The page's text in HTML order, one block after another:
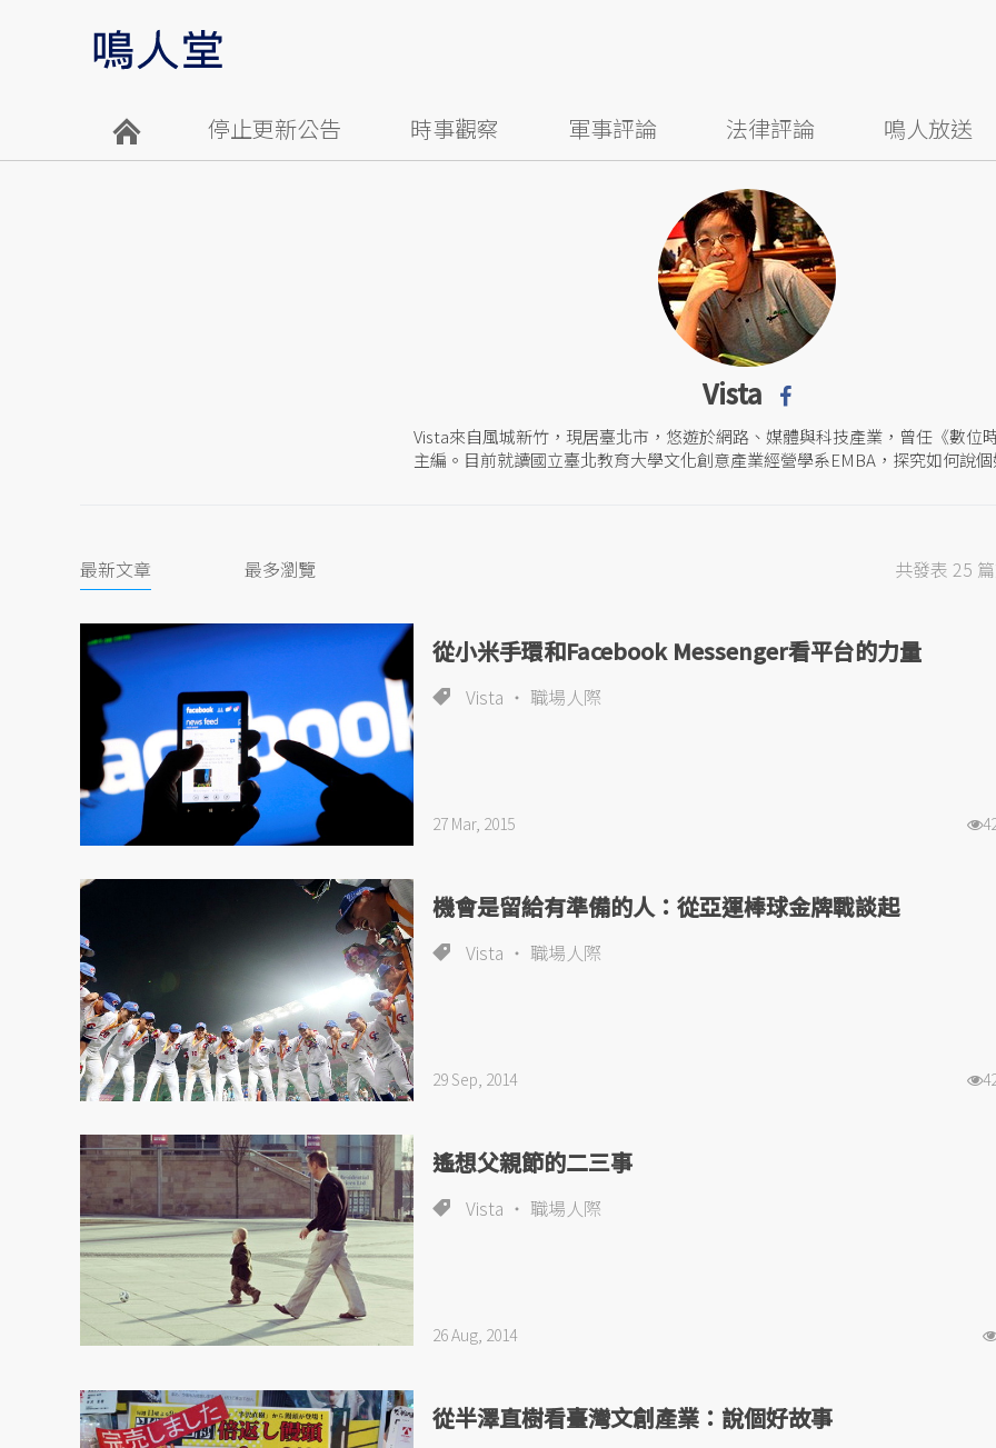
停止更新公告 時事觀察 軍事評論 法律評論 鳴人放送
Vista
Vista來自風城新竹，現居臺北市，悠遊於網路、媒體與科技產業，曾任《數位
主編。目前就讀國立臺北教育大學文化創意產業經營學系EMBA，探究如何說個
共發表 25
最新文章 最多瀏覽
從小米手環和Facebook Messenger看平台的力量
Vista 職場人際
27 Mar, 2015
機會是留給有準備的人：從亞運棒球金牌戰談起
Vista 職場人際
29 Sep, 2014
遙想父親節的二三事
Vista 職場人際
26 Aug, 2014
從半澤直樹看臺灣文創產業：說個好故事